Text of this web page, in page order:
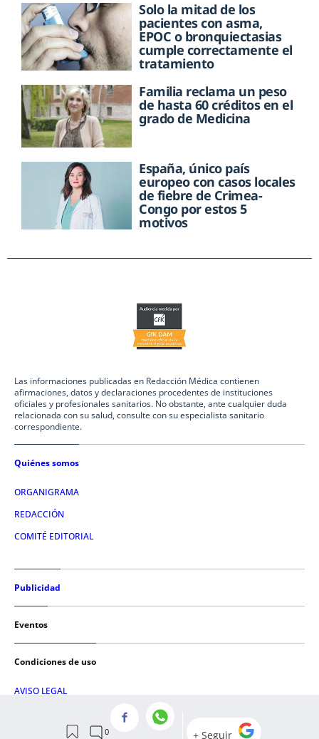
Solo la mitad de los
pacientes con asma,
EPOC o bronquiectasias
cumple correctamente el
tratamiento
Familia reclama un peso
de hasta 60 créditos en el
grado de Medicina
España, único país
europeo con casos locales
de fiebre de Crimea-
Congo por estos 5
motivos
Las informaciones publicadas en Redacción Médica contienen
afirmaciones, datos y declaraciones procedentes de instituciones
oficiales y profesionales sanitarios. No obstante, ante cualquier duda
relacionada con su salud, consulte con su especialista sanitario
correspondiente.
Quiénes somos
ORGANIGRAMA
REDACCIÓN
COMITÉ EDITORIAL
Publicidad
Eventos
Condiciones de uso
AVISO LEGAL
POLÍTICA DE COOKIES